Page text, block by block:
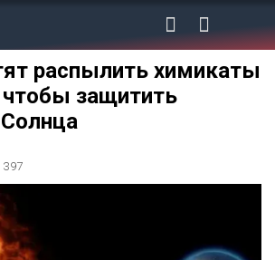
распылить химикаты
защитить
397